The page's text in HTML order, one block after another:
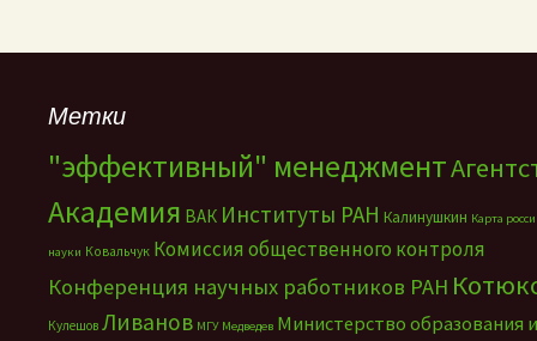
Метки
"эффективный" менеджмент
Академия ВАК Институты РАН Калинушкин Карта
науки Ковальчук Комиссия общественного контроля
Конференция научных работников РАН
Кулешов Ливанов МГУ Медведев Министерство образования и